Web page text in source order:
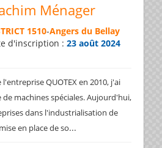
Ménager
1510-Angers du Bellay
d'inscription : 23 août 2024
QUOTEX en 2010, j'ai
de machines spéciales. Aujourd'hui,
dans l'industrialisation de
en place de so...